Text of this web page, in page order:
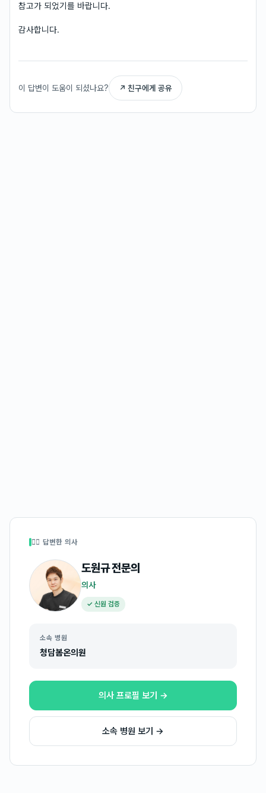
참고가 되었기를 바랍니다.
감사합니다.
이 답변이 도움이 되셨나요? ↗ 친구에게 공유
👩‍⚕️ 답변한 의사
도원규전문의
의사
✓ 신원 검증
소속 병원
청담봄온의원
의사 프로필 보기 →
소속 병원 보기 →